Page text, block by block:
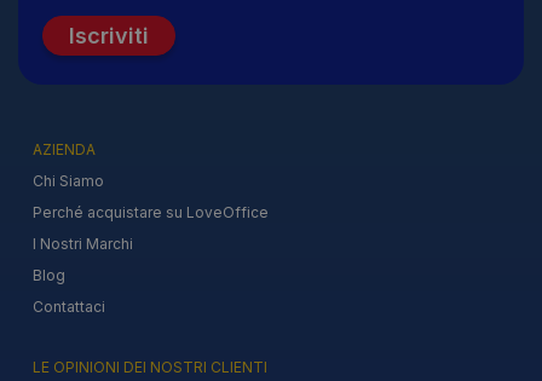
Iscriviti
AZIENDA
Chi Siamo
Perché acquistare su LoveOffice
I Nostri Marchi
Blog
Contattaci
LE OPINIONI DEI NOSTRI CLIENTI